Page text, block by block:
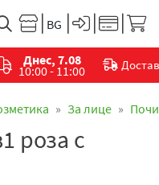
Днес, 7.08
10:00 - 11:00
За лице
роза с